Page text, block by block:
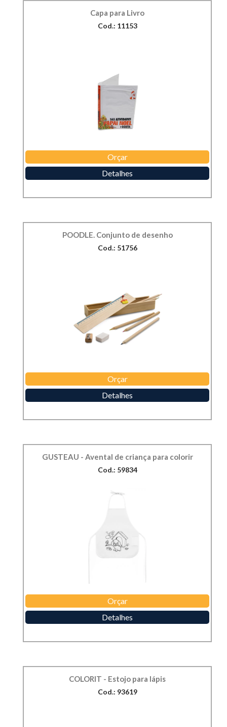
Capa para Livro
Cod.: 11153
Orçar
Detalhes
POODLE. Conjunto de desenho
Cod.: 51756
Orçar
Detalhes
GUSTEAU - Avental de criança para colorir
Cod.: 59834
Orçar
Detalhes
COLORIT - Estojo para lápis
Cod.: 93619